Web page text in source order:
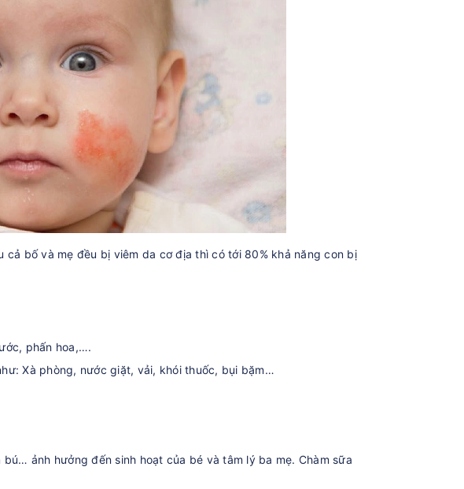
bố và mẹ đều bị viêm da cơ địa thì có tới 80% khả năng con bị
phấn hoa,….
Xà phòng, nước giặt, vải, khói thuốc, bụi bặm…
ảnh hưởng đến sinh hoạt của bé và tâm lý ba mẹ. Chàm sữa